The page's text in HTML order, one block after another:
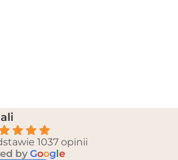
1037 opinii
by Google